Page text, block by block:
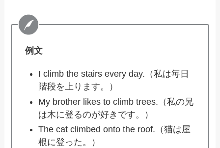
例文
I climb the stairs every day.（私は毎日
階段を上ります。）
My brother likes to climb trees.（私の兄
は木に登るのが好きです。）
The cat climbed onto the roof.（猫は屋
根に登った。）